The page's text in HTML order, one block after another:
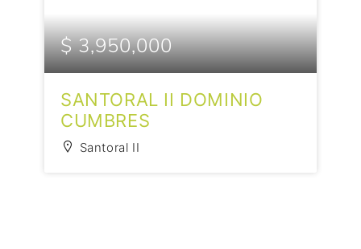
$ 3,950,000
SANTORAL II DOMINIO
CUMBRES
Santoral II